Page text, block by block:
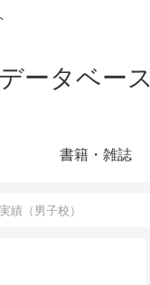
ータベース
書籍・雑誌
績（男子校）